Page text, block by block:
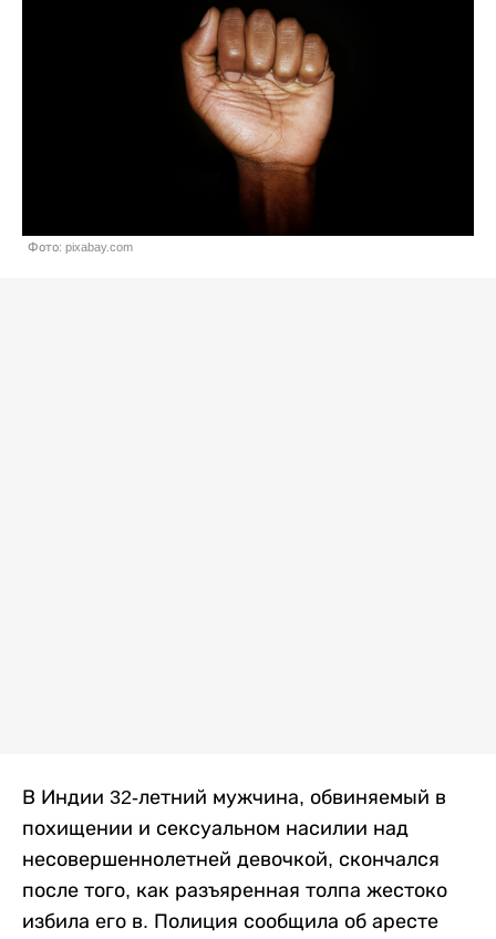
Фото: pixabay.com
В Индии 32-летний мужчина, обвиняемый в
похищении и сексуальном насилии над
несовершеннолетней девочкой, скончался
после того, как разъяренная толпа жестоко
избила его в. Полиция сообщила об аресте